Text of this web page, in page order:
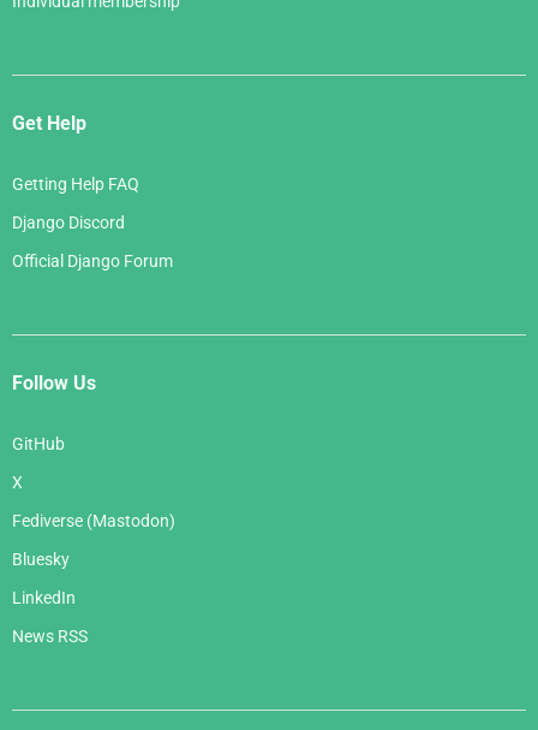
Get Help
Getting Help FAQ
Django Discord
Official Django Forum
Follow Us
GitHub
X
Fediverse (Mastodon)
Bluesky
LinkedIn
News RSS